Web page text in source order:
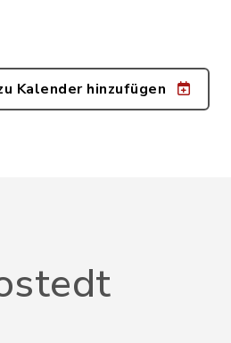
Kalender hinzufügen